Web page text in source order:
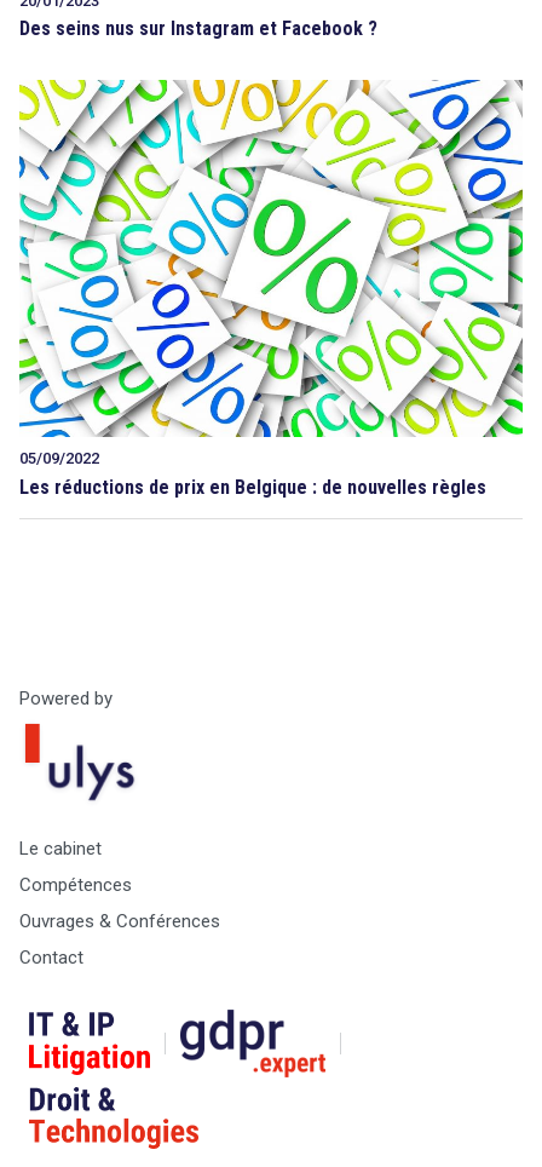
Des seins nus sur Instagram et Facebook ?
05/09/2022
Les réductions de prix en Belgique : de nouvelles règles
Powered by
Le cabinet
Compétences
Ouvrages & Conférences
Contact